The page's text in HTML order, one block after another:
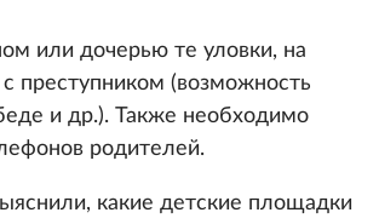
или дочерью те уловки, на
преступником (возможность
и др.). Также необходимо
родителей.
какие детские площадки